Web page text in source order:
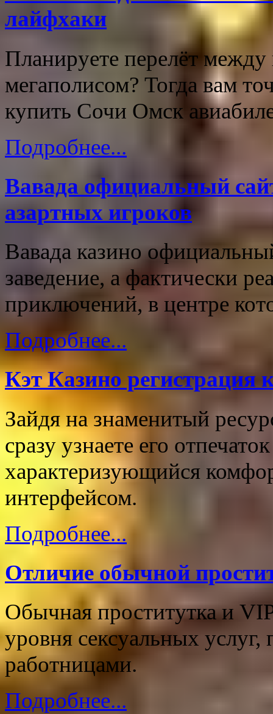
лайфхаки
Планируете перелёт
мегаполисом? Тогда вам
купить Сочи Омск
Подробнее...
Вавада официальный
азартных игроков
Вавада казино
заведение, а фактически
приключений, в центре
Подробнее...
Кэт Казино регистрация
Зайдя на знаменитый
сразу узнаете его
характеризующийся
интерфейсом.
Подробнее...
Отличие обычной
Обычная проститутка и
уровня сексуальных услуг,
работницами.
Подробнее...